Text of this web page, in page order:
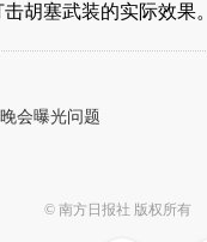
胡塞武装的实际效果。
会曝光问题
© 南方日报社 版权所有